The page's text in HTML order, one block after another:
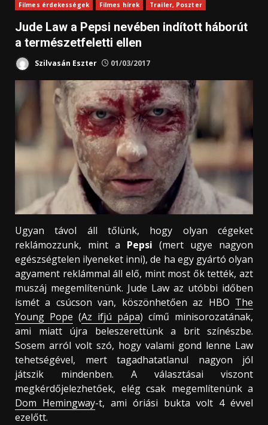
Filmes érdekességek Filmes hírek Trailer, Poszter
Jude Law a Pepsi nevében indított háborút
a természetfeletti ellen
Szilvasán Eszter 01/03/2017
Ugyan távol áll tőlünk, hogy olyan cégeket
reklámozzunk, mint a Pepsi (mert ugye nagyon
egészségtelen ilyeneket inni), de ha egy gyártó olyan
agyament reklámmal áll elő, mint most ők tették, azt
muszáj megemlítenünk. Jude Law az utóbbi időben
ismét a csúcson van, köszönhetően az HBO The
Young Pope (Az ifjú pápa) című minisorozatának,
ami miatt újra beleszerettünk a brit színészbe.
Sosem arról volt szó, hogy valami gond lenne Law
tehetségével, mert tagadhatatlanul nagyon jól
játszik mindenben. A választásai viszont
megkérdőjelezhetőek, elég csak megemlítenünk a
Dom Hemingway-t, ami óriási bukta volt 4 évvel
ezelőtt.